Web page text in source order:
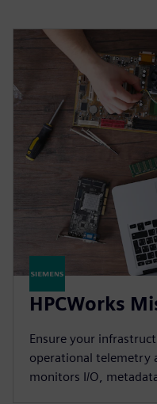
HPCWorks
Ensure your
operational telemetry
monitors I/O,